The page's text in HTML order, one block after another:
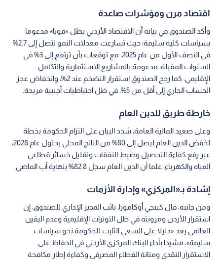
اقتصاد مرن ومؤشرات صاعدة
وأكد الصندوق في بيانه أن الاقتصاد الأردني يظل «قويا» مدعوما
بسياسات كلية سليمة؛ حيث تسارعت معدلات النمو لتصل إلى 2.7%
في النصف الأول من عام 2025، مع توقعات بأن ترتفع إلى 3% في
السنوات المقبلة، مدعومة بالمشاريع الاستثمارية والتكامل
الإقليمي. كما رجح الصندوق استقرار التضخم عند 2%، وانخفاض عجز
الحساب الجاري إلى أقل من 5%، في ظل احتياطيات أجنبية مريحة.
خارطة طريق للدين العام
وعلى صعيد المالية العامة، شدد البيان على التزام الحكومة بخطة
لخفض الدين العام ليصل إلى 80% من الناتج المحلي بحلول عام 2028،
عبر رفع كفاءة التحصيل وضبط النفقات وتقليل خسائر قطاعي
المياه والكهرباء، علما أن الدين العام سجل 82.8% بنهاية آب الماضي.
إشادة بـ«المركزي» وإدارة الأزمات
ومن جانبه، قال كينجي أوكامورا، نائب المدير الإداري للصندوق، إن
استقرار الأردن ومرونته في ظل التوترات الإقليمية وعدم اليقين
العالمي يعد «دليلا على السعي الثابت للحكومة نحو سياسات
سليمة»، مشيدا بأداء البنك المركزي الأردني في الحفاظ على
الاستقرار النقدي ومتانة القطاع المصرفي وكفاءة إطار مكافحة